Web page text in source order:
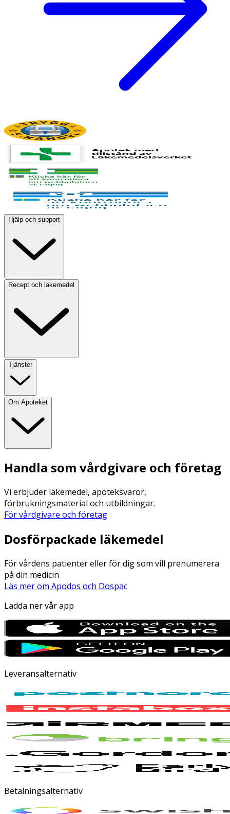
Hjälp och support
Recept och läkemedel
Tjänster
Om Apoteket
Handla som vårdgivare och företag
Vi erbjuder läkemedel, apoteksvaror,
förbrukningsmaterial och utbildningar.
För vårdgivare och företag
Dosförpackade läkemedel
För vårdens patienter eller för dig som vill prenumerera
på din medicin
Läs mer om Apodos och Dospac
Ladda ner vår app
Leveransalternativ
Betalningsalternativ